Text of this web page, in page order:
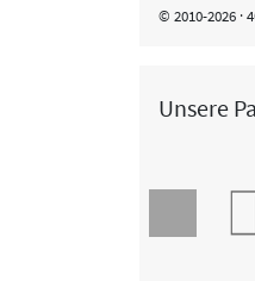
© 2010-2026 ·
Unsere